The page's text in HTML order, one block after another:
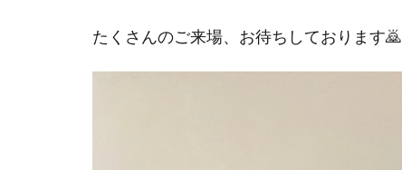
たくさんのご来場、お待ちしております🙇